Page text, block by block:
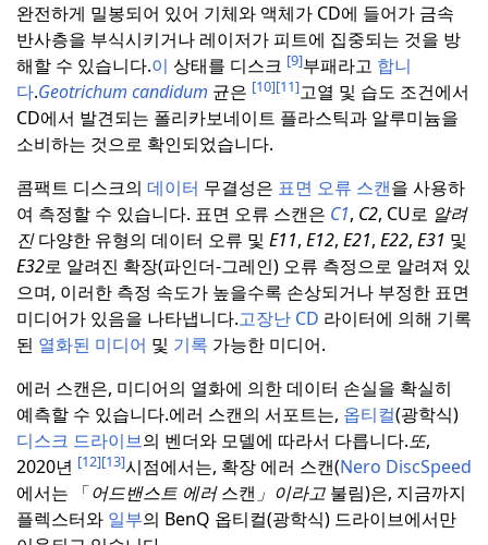
완전하게 밀봉되어 있어 기체와 액체가 CD에 들어가 금속
반사층을 부식시키거나 레이저가 피트에 집중되는 것을 방
해할 수 있습니다.이 상태를 디스크 [9]부패라고 합니
다.Geotrichum candidum 균은 [10][11]고열 및 습도 조건에서
CD에서 발견되는 폴리카보네이트 플라스틱과 알루미늄을
소비하는 것으로 확인되었습니다.
콤팩트 디스크의 데이터 무결성은 표면 오류 스캔을 사용하
여 측정할 수 있습니다. 표면 오류 스캔은 C1, C2, CU로 알려
진다양한 유형의 데이터 오류 및 E11, E12, E21, E22, E31 및
E32로 알려진 확장(파인더-그레인) 오류 측정으로 알려져 있
으며, 이러한 측정 속도가 높을수록 손상되거나 부정한 표면
미디어가 있음을 나타냅니다.고장난 CD 라이터에 의해 기록
된 열화된 미디어 및 기록 가능한 미디어.
에러 스캔은, 미디어의 열화에 의한 데이터 손실을 확실히
예측할 수 있습니다.에러 스캔의 서포트는, 옵티컬(광학식)
디스크 드라이브의 벤더와 모델에 따라서 다릅니다.또,
2020년 [12][13]시점에서는, 확장 에러 스캔(Nero DiscSpeed
에서는 「어드밴스트 에러스캔 」이라고 불림)은, 지금까지
플렉스터와 일부의 BenQ 옵티컬(광학식) 드라이브에서만